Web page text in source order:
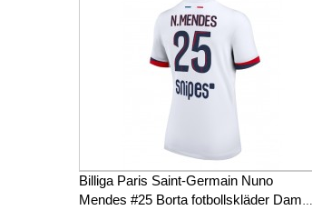
Billiga Paris Saint-Germain Nuno
Mendes #25 Borta fotbollskläder Dam